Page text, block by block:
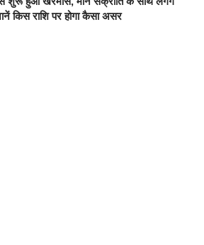
किस राशि पर होगा कैसा असर